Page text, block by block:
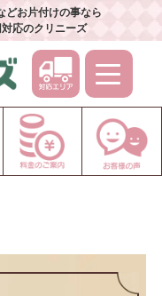
どお片付けの事なら
応のクリニーズ